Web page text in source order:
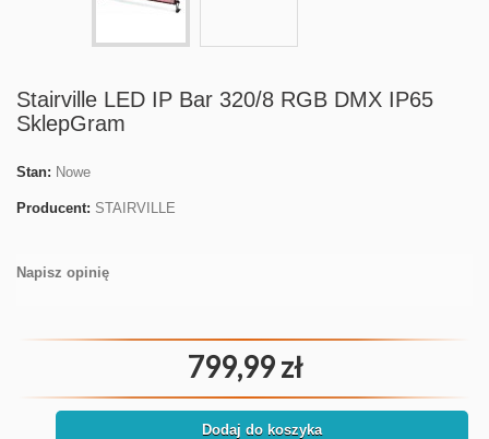
Stairville LED IP Bar 320/8 RGB DMX IP65
SklepGram
Stan: Nowe
Producent: STAIRVILLE
Napisz opinię
799,99 zł
Dodaj do koszyka